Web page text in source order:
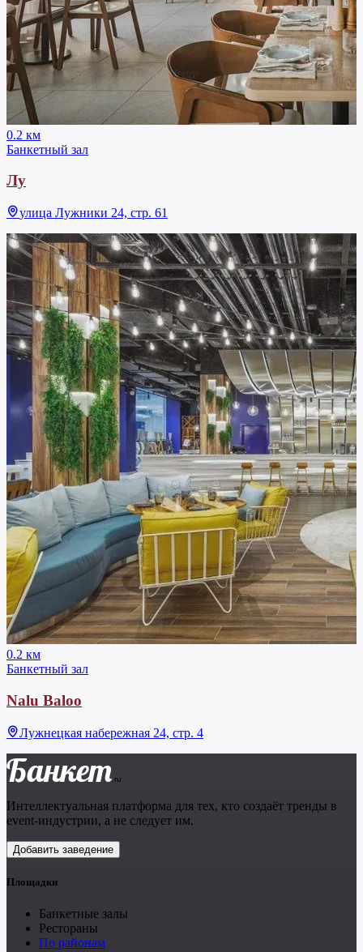
0.2 км
Банкетный зал
Лу
улица Лужники 24, стр. 61
0.2 км
Банкетный зал
Nalu Baloo
Лужнецкая набережная 24, стр. 4
Банкет .ru
Интеллектуальная платформа для тех, кто создаёт тренды в
event-индустрии, а не следует им.
Добавить заведение
Площадки
Банкетные залы
Рестораны
По районам